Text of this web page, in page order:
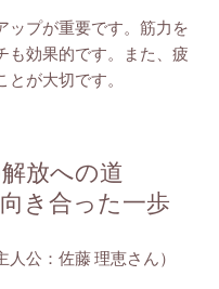
ップが重要です。筋力を
も効果的です。また、疲
が大切です。
放への道
き合った一歩
公：佐藤 理恵さん）